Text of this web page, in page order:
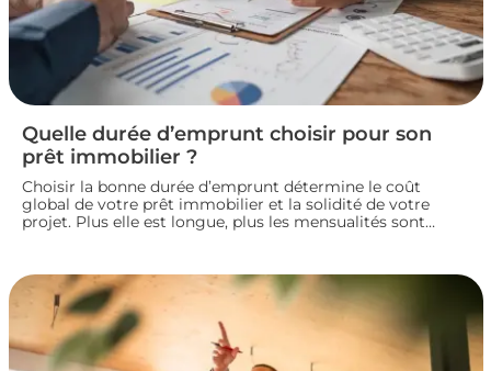
Quelle durée d’emprunt choisir pour son
prêt immobilier ?
Choisir la bonne durée d’emprunt détermine le coût
global de votre prêt immobilier et la solidité de votre
projet. Plus elle est longue, plus les mensualités sont
confortables. Voici comment trouver la durée idéale pour
votre situation financière.